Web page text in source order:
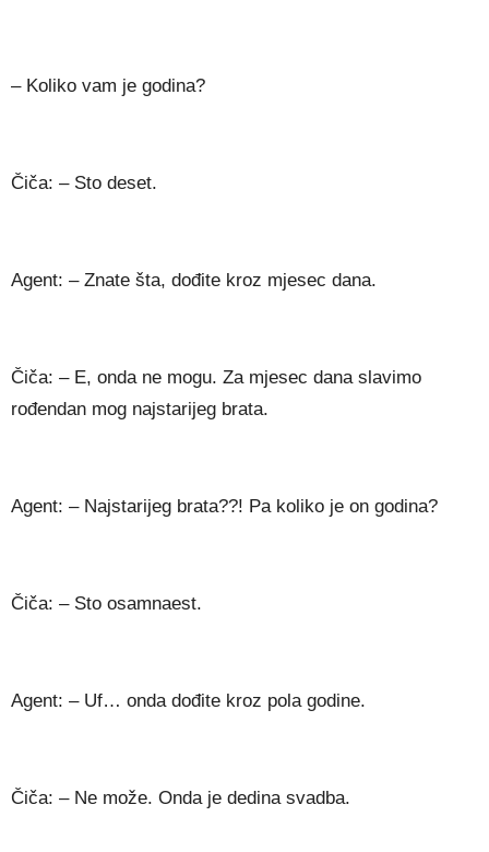
– Koliko vam je godina?
Čiča: – Sto deset.
Agent: – Znate šta, dođite kroz mjesec dana.
Čiča: – E, onda ne mogu. Za mjesec dana slavimo
rođendan mog najstarijeg brata.
Agent: – Najstarijeg brata??! Pa koliko je on godina?
Čiča: – Sto osamnaest.
Agent: – Uf… onda dođite kroz pola godine.
Čiča: – Ne može. Onda je dedina svadba.